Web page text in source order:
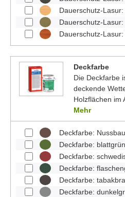
Dauerschutz-
Dauerschutz-
Dauerschutz-
Deckfarbe
Die Deckfarbe
deckende
Holzflächen im
Mehr
Deckfarbe:
Deckfarbe: blattgrün
Deckfarbe:
Deckfarbe:
Deckfarbe:
Deckfarbe: